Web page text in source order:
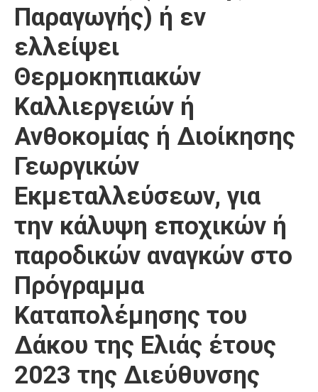
Παραγωγής) ή εν
ελλείψει
Θερμοκηπιακών
Καλλιεργειών ή
Ανθοκομίας ή Διοίκησης
Γεωργικών
Εκμεταλλεύσεων, για
την κάλυψη εποχικών ή
παροδικών αναγκών στο
Πρόγραμμα
Καταπολέμησης του
Δάκου της Ελιάς έτους
2023 της Διεύθυνσης